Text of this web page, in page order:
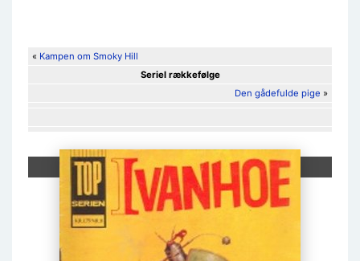
« Kampen om Smoky Hill
Seriel rækkefølge
Den gådefulde pige »